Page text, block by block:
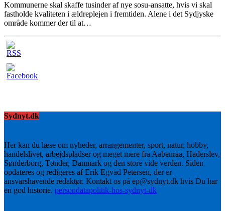
Kommunerne skal skaffe tusinder af nye sosu-ansatte, hvis vi skal
fastholde kvaliteten i ældreplejen i fremtiden. Alene i det Sydjyske
område kommer der til at…
Sydnyt.dk
Her kan du læse om nyheder, arrangementer, sport, natur, hobby,
handelslivet, arbejdspladser og meget mere fra Aabenraa, Haderslev,
Sønderborg, Tønder, Danmark og den store vide verden. Siden
opdateres og redigeres af Erik Egvad Petersen, der er
ansvarshavende redaktør. Kontakt os på ep@sydnyt.dk hvis Du har
en god historie. persondatapolitik-hos-sydnyt-dk